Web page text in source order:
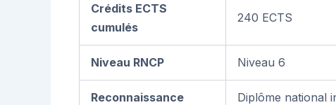
Crédits ECTS
cumulés
240 ECTS
Niveau RNCP Niveau 6
Reconnaissance Diplôme national